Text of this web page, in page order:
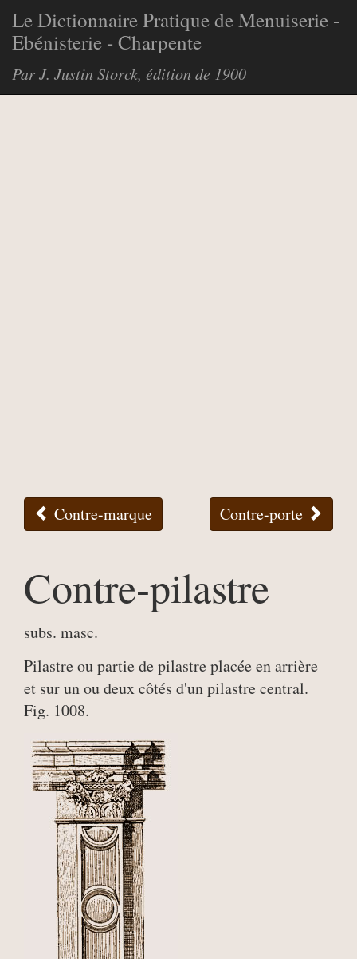
Le Dictionnaire Pratique de Menuiserie -
Ebénisterie - Charpente
Par J. Justin Storck, édition de 1900
Contre-marque Contre-porte
Contre-pilastre
subs. masc.
Pilastre ou partie de pilastre placée en arrière
et sur un ou deux côtés d'un pilastre central.
Fig. 1008.